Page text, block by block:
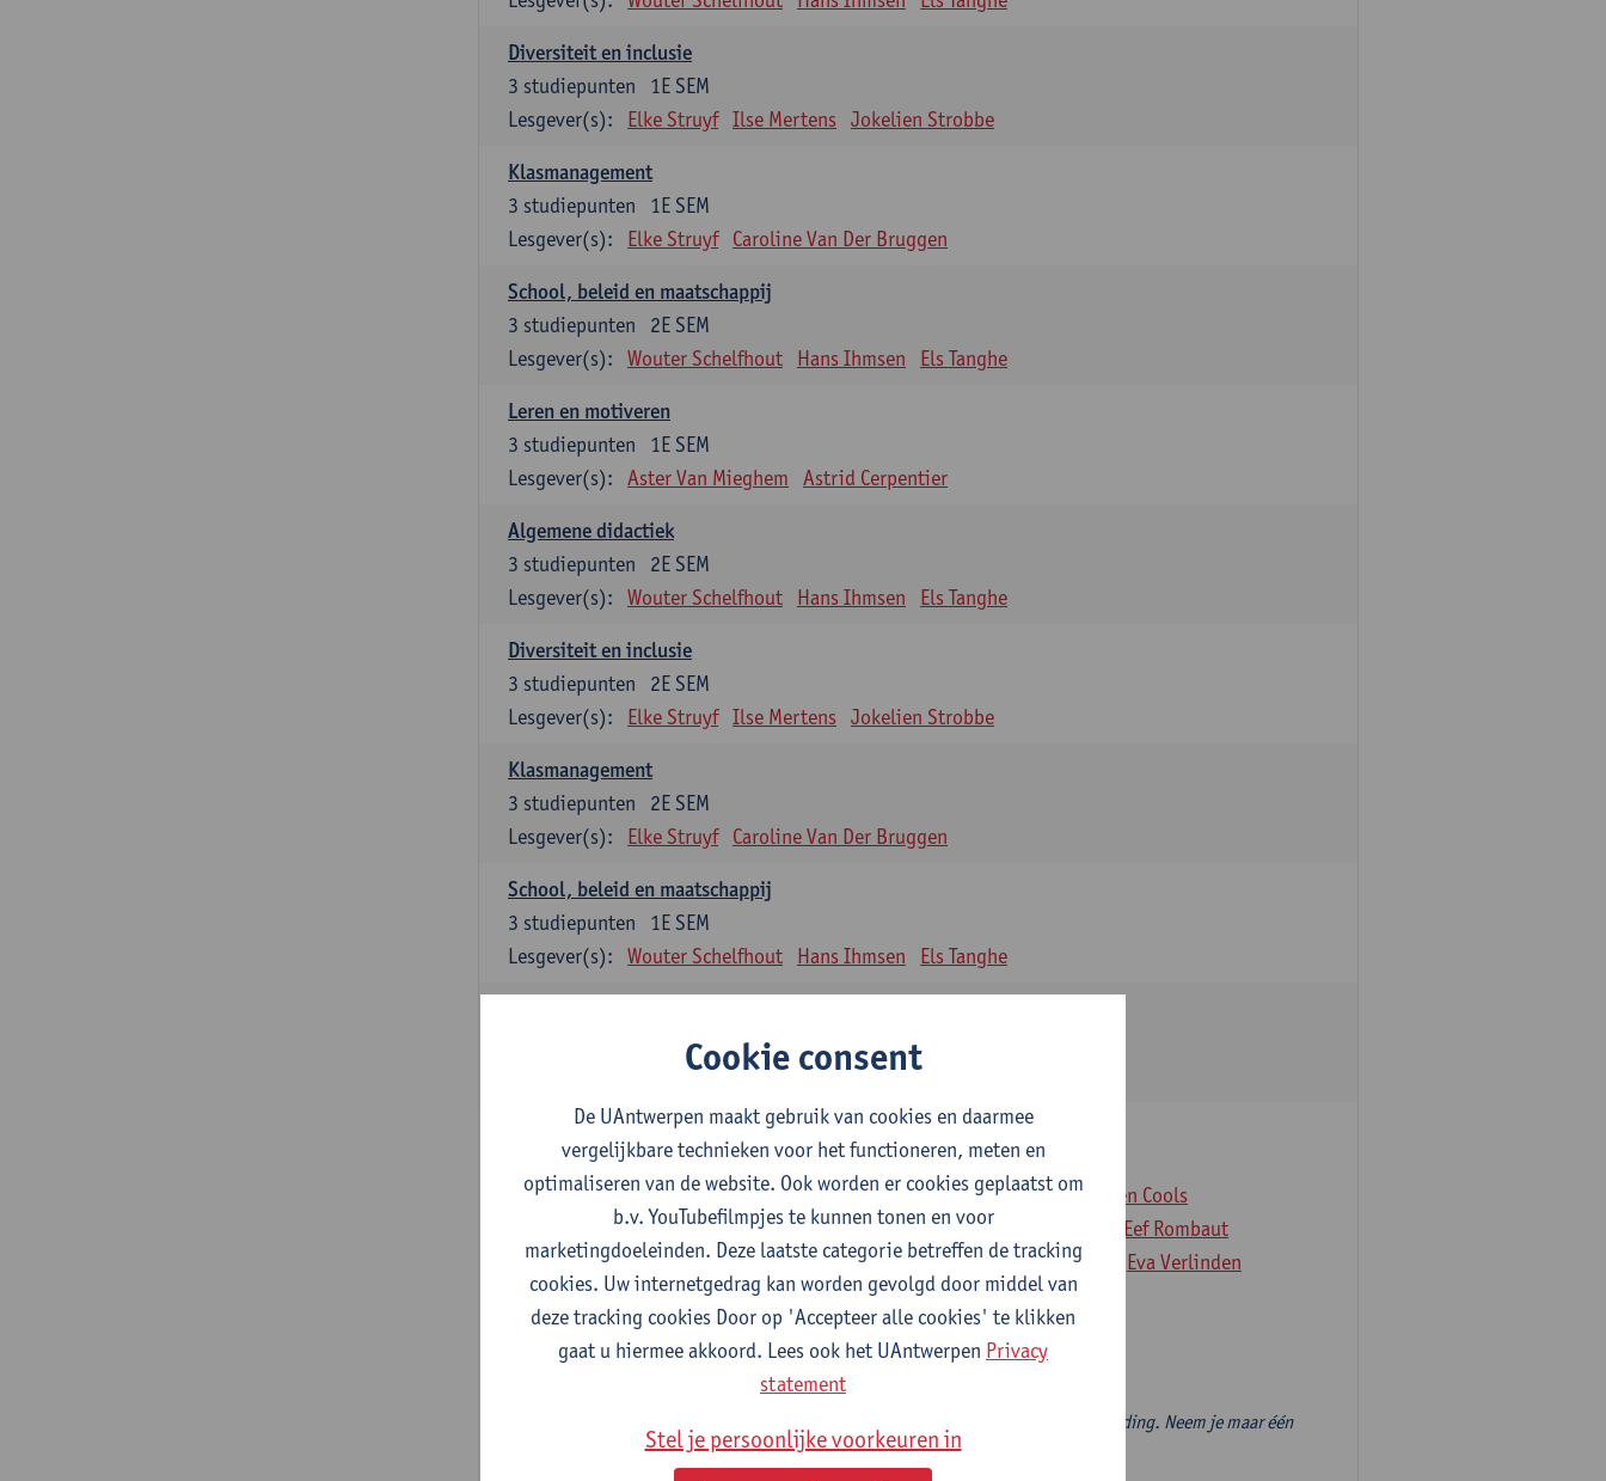
Diversiteit en inclusie
1E SEM
3 studiepunten
Lesgever(s):
Elke Struyf Ilse Mertens Jokelien Strobbe
Klasmanagement
1E SEM
3 studiepunten
Lesgever(s):
Elke Struyf Caroline Van Der Bruggen
School, beleid en maatschappij
2E SEM
3 studiepunten
Lesgever(s):
Wouter Schelfhout Hans Ihmsen Els Tanghe
Leren en motiveren
1E SEM
3 studiepunten
Lesgever(s):
Aster Van Mieghem Astrid Cerpentier
Algemene didactiek
2E SEM
3 studiepunten
Lesgever(s):
Wouter Schelfhout Hans Ihmsen Els Tanghe
Diversiteit en inclusie
2E SEM
3 studiepunten
Lesgever(s):
Elke Struyf Ilse Mertens Jokelien Strobbe
Klasmanagement
2E SEM
3 studiepunten
Lesgever(s):
Elke Struyf Caroline Van Der Bruggen
School, beleid en maatschappij
1E SEM
3 studiepunten
Lesgever(s):
Wouter Schelfhout Hans Ihmsen Els Tanghe
2E SEM
Aster Van Mieghem Astrid Cerpentier
Supervisie
1E/2E SEM
studiepunten
Lesgever(s): Aster Van Mieghem Gytha Burman Astrid Cerpentier
Koen Cools
Hanane Dauwe
Wouter Delée Hans Ihmsen
Eef Rombaut
Jokelien Strobbe
Tania Van Passen Marise Van Tendeloo Eva Verlinden
Introductie vakdidactiek
Verplicht: 3 studiepunten, indien één vakdidactiek
6 studiepunten, indien 2 vakdidactieken
In het modeltraject kies je 2 introducties vakdidactiek die aansluiten bij je vooropleiding. Neem je maar één
introductie vakdidactiek, dan kies je twee verdiepende keuzevakken.
Cookie consent
De UAntwerpen maakt gebruik van cookies en daarmee
vergelijkbare technieken voor het functioneren, meten en
optimaliseren van de website. Ook worden er cookies geplaatst om
b.v. YouTubefilmpjes te kunnen tonen en voor
marketingdoeleinden. Deze laatste categorie betreffen de tracking
cookies. Uw internetgedrag kan worden gevolgd door middel van
deze tracking cookies Door op 'Accepteer alle cookies' te klikken
gaat u hiermee akkoord. Lees ook het UAntwerpen Privacy
statement
Stel je persoonlijke voorkeuren in